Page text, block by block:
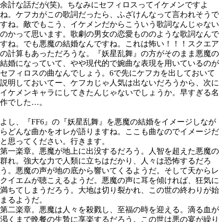
余計な話だが(笑)。ちなみにセフィロスってイケメンですよ
ね。ケフカがこの歌詞だったら、ふざけんなって言われそうで
すね。敵でもこう、イケメンだからこういう歌詞なんじゃない
のかって思います。歌劇の男女の恋愛もののような歌詞なんで
すね。でも悪魔の結婚なんですね。これは怖い！！！スクエア
の計算もあっただろうな。『妖星乱舞』の方がそのまま悪魔の
結婚になっていて、やや現代的で婉曲な表現を用いているのが
セフィロスの曲なんでしょう。6で先にケフカを出しておいて
説明しておいてー、ケフカじゃ人気は出ないだろうから、次に
イケメンキャラにしてきたんじゃないでしょうか。早すぎる名
作でした…。
よし、『FF6』の『妖星乱舞』を悪魔の結婚をイメージしなが
らどんな曲かをオレが語りますね。ここも曲なのでイメージだ
と思ってください。行きます。
第一楽章。悪魔が地上に出没するだろう。人智を超えた悪魔の
群れ。強大な力で人類に立ちはだかり、人々は恐怖するだろ
う。悪魔の声が地の底から響いてくるようだ。そして天からレ
クイエムが聴こえるようだ。悪魔の声に耳を傾ければ、狂気に
満ちてしまうだろう。大地は切り裂かれ、この世の終わりが始
まるようだ。
第二楽章。悪魔は人々を殺戮し、至福の時を迎える。滴る血が
渇くまで晩餐の生贄に享楽するだろう。この世は悪の宴が繰り